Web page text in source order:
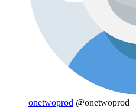
onetwoprod @onetwoprod